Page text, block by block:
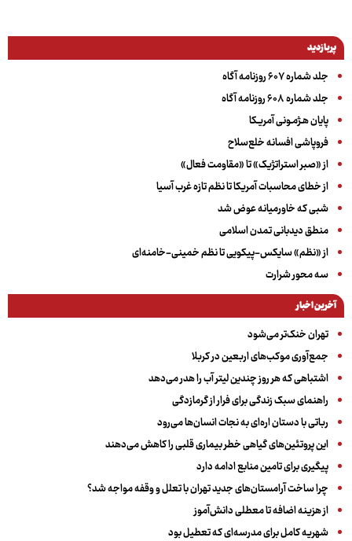
پربازدید
جلد شماره ۶۰۷ روزنامه آگاه
جلد شماره ۶۰۸ روزنامه آگاه
پایان هـژمـونی آمریـکا
فروپاشی افسانه خلع‌سلاح
از «صبر استراتژیک» تا «مقاومت فعال»
از خطای محاسبات آمریکا تا نظم تازه غرب آسیا
شبی که خاورمیانه عوض شد
منطق دیدبانی تمدن اسلامی
از «نظم» سایکس-پیکویی تا نظم خمینی-خامنه‌ای
سه‌ محور شرارت
آخرین اخبار
تهران خنک‌تر می‌شود
جمع‌آوری موکب‌های اربعین در کربلا
اشتباهی که هر روز چندین لیتر آب را هدر می‌دهد
راهنمای سبک زندگی برای فرار از گرمازدگی
رباتی با دستان اره‌ای به نجات انسان‌ها می‌رود
این پروتئین‌های گیاهی خطر بیماری قلبی را کاهش می‌دهند
پیگیری برای تامین منابع ادامه دارد
چرا ساخت آرامستان‌های جدید تهران با تعلل و وقفه مواجه شد؟
از هزینه اضافه تا معطلی دانش‌آموز
شهریه کامل برای مدرسه‌ای که تعطیل بود